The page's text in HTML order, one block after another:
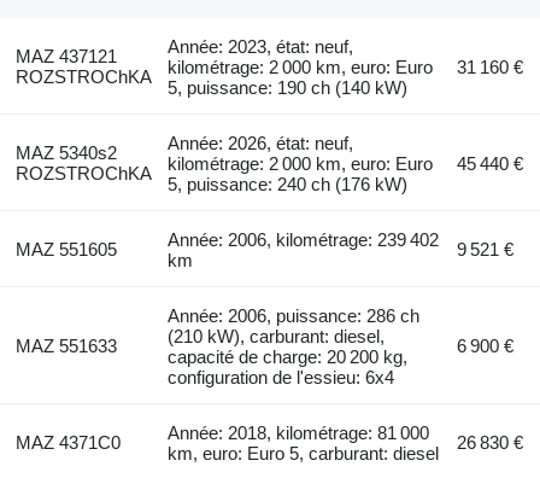
MAZ 437121
ROZSTROChKA
Année: 2023, état: neuf,
kilométrage: 2 000 km, euro: Euro
5, puissance: 190 ch (140 kW)
31 160 €
MAZ 5340s2
ROZSTROChKA
Année: 2026, état: neuf,
kilométrage: 2 000 km, euro: Euro
5, puissance: 240 ch (176 kW)
45 440 €
MAZ 551605
Année: 2006, kilométrage: 239 402
km
9 521 €
MAZ 551633
Année: 2006, puissance: 286 ch
(210 kW), carburant: diesel,
capacité de charge: 20 200 kg,
configuration de l'essieu: 6x4
6 900 €
MAZ 4371C0
Année: 2018, kilométrage: 81 000
km, euro: Euro 5, carburant: diesel
26 830 €